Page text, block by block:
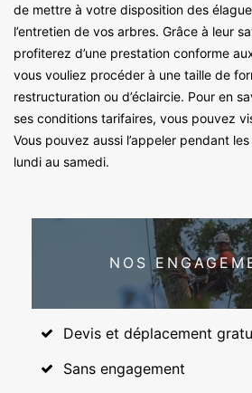
de mettre à votre disposition des
l’entretien de vos arbres. Grâce à leur
profiterez d’une prestation conforme
vous vouliez procéder à une taille de
restructuration ou d’éclaircie. Pour en
ses conditions tarifaires, vous pouvez
Vous pouvez aussi l’appeler pendant
lundi au samedi.
NOS
Devis et déplacement
Sans engagement